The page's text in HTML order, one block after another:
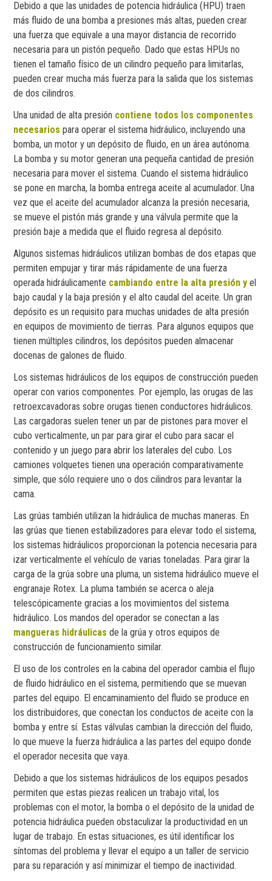
Debido a que las unidades de potencia hidráulica (HPU) traen
más fluido de una bomba a presiones más altas, pueden crear
una fuerza que equivale a una mayor distancia de recorrido
necesaria para un pistón pequeño. Dado que estas HPUs no
tienen el tamaño físico de un cilindro pequeño para limitarlas,
pueden crear mucha más fuerza para la salida que los sistemas
de dos cilindros.
Una unidad de alta presión contiene todos los componentes
necesarios para operar el sistema hidráulico, incluyendo una
bomba, un motor y un depósito de fluido, en un área autónoma.
La bomba y su motor generan una pequeña cantidad de presión
necesaria para mover el sistema. Cuando el sistema hidráulico
se pone en marcha, la bomba entrega aceite al acumulador. Una
vez que el aceite del acumulador alcanza la presión necesaria,
se mueve el pistón más grande y una válvula permite que la
presión baje a medida que el fluido regresa al depósito.
Algunos sistemas hidráulicos utilizan bombas de dos etapas que
permiten empujar y tirar más rápidamente de una fuerza
operada hidráulicamente cambiando entre la alta presión y el
bajo caudal y la baja presión y el alto caudal del aceite. Un gran
depósito es un requisito para muchas unidades de alta presión
en equipos de movimiento de tierras. Para algunos equipos que
tienen múltiples cilindros, los depósitos pueden almacenar
docenas de galones de fluido.
Los sistemas hidráulicos de los equipos de construcción pueden
operar con varios componentes. Por ejemplo, las orugas de las
retroexcavadoras sobre orugas tienen conductores hidráulicos.
Las cargadoras suelen tener un par de pistones para mover el
cubo verticalmente, un par para girar el cubo para sacar el
contenido y un juego para abrir los laterales del cubo. Los
camiones volquetes tienen una operación comparativamente
simple, que sólo requiere uno o dos cilindros para levantar la
cama.
Las grúas también utilizan la hidráulica de muchas maneras. En
las grúas que tienen estabilizadores para elevar todo el sistema,
los sistemas hidráulicos proporcionan la potencia necesaria para
izar verticalmente el vehículo de varias toneladas. Para girar la
carga de la grúa sobre una pluma, un sistema hidráulico mueve el
engranaje Rotex. La pluma también se acerca o aleja
telescópicamente gracias a los movimientos del sistema
hidráulico. Los mandos del operador se conectan a las
mangueras hidráulicas de la grúa y otros equipos de
construcción de funcionamiento similar.
El uso de los controles en la cabina del operador cambia el flujo
de fluido hidráulico en el sistema, permitiendo que se muevan
partes del equipo. El encaminamiento del fluido se produce en
los distribuidores, que conectan los conductos de aceite con la
bomba y entre sí. Estas válvulas cambian la dirección del fluido,
lo que mueve la fuerza hidráulica a las partes del equipo donde
el operador necesita que vaya.
Debido a que los sistemas hidráulicos de los equipos pesados
permiten que estas piezas realicen un trabajo vital, los
problemas con el motor, la bomba o el depósito de la unidad de
potencia hidráulica pueden obstaculizar la productividad en un
lugar de trabajo. En estas situaciones, es útil identificar los
síntomas del problema y llevar el equipo a un taller de servicio
para su reparación y así minimizar el tiempo de inactividad.